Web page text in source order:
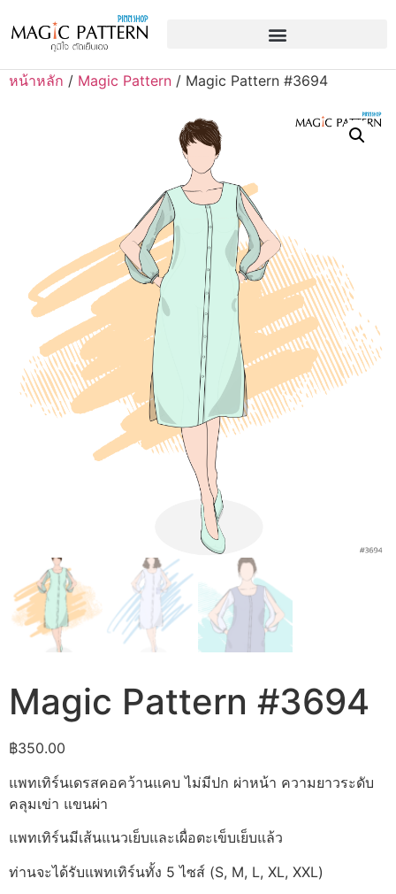
หน้าหลัก / Magic Pattern / Magic Pattern #3694
Magic Pattern #3694
฿350.00
แพทเทิร์นเดรสคอคว้านแคบ ไม่มีปก ผ่าหน้า ความยาวระดับ
คลุมเข่า แขนผ่า
แพทเทิร์นมีเส้นแนวเย็บและเผื่อตะเข็บเย็บแล้ว
ท่านจะได้รับแพทเทิร์นทั้ง 5 ไซส์ (S, M, L, XL, XXL)